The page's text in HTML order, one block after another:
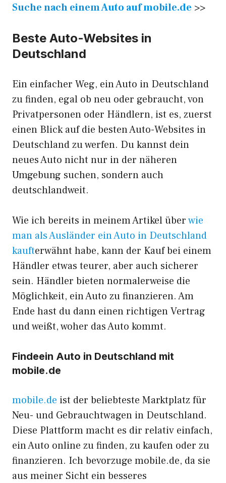
Suche nach einem Auto auf mobile.de >>
Beste Auto-Websites in
Deutschland
Ein einfacher Weg, ein Auto in Deutschland
zu finden, egal ob neu oder gebraucht, von
Privatpersonen oder Händlern, ist es, zuerst
einen Blick auf die besten Auto-Websites in
Deutschland zu werfen. Du kannst dein
neues Auto nicht nur in der näheren
Umgebung suchen, sondern auch
deutschlandweit.
Wie ich bereits in meinem Artikel überwie
man als Ausländer ein Auto in Deutschland
kaufterwähnt habe, kann der Kauf bei einem
Händler etwas teurer, aber auch sicherer
sein. Händler bieten normalerweise die
Möglichkeit, ein Auto zu finanzieren. Am
Ende hast du dann einen richtigen Vertrag
und weißt, woher das Auto kommt.
Findeein Auto in Deutschland mit
mobile.de
mobile.de ist der beliebteste Marktplatz für
Neu- und Gebrauchtwagen in Deutschland.
Diese Plattform macht es dir relativ einfach,
ein Auto online zu finden, zu kaufen oder zu
finanzieren. Ich bevorzuge mobile.de, da sie
aus meiner Sicht ein besseres